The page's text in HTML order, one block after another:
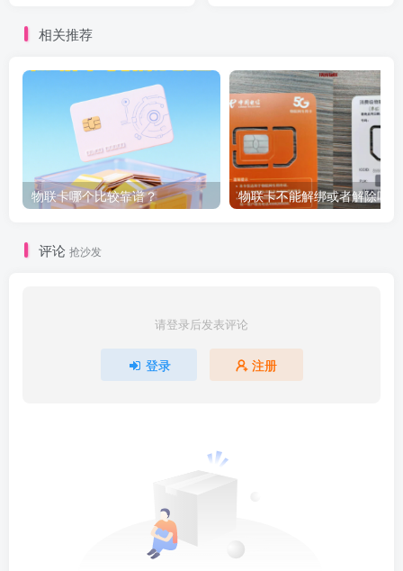
相关推荐
物联卡哪个比较靠谱？ 物联卡不能解绑或者解除吗？
评论 抢沙发
请登录后发表评论
登录 注册